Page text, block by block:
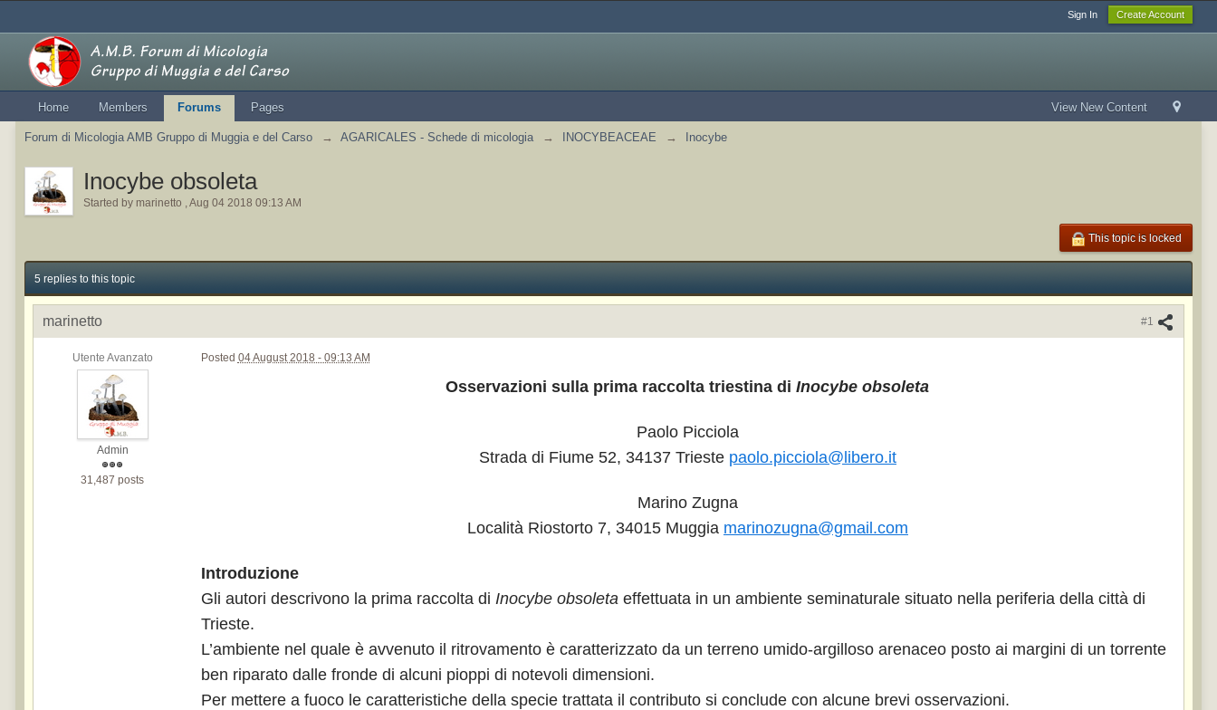
Sign In Create Account
View New Content
Home Members Forums Pages
Forum di Micologia AMB Gruppo di Muggia e del Carso → AGARICALES - Schede di micologia → INOCYBEACEAE → Inocybe
Inocybe obsoleta
Started by marinetto ,Aug 04 2018 09:13 AM
This topic is locked
5 replies to this topic
#1
marinetto
Utente Avanzato
Admin
31,487 posts
Posted 04 August 2018 - 09:13 AM
Osservazioni sulla prima raccolta triestina diInocybe obsoleta
Paolo Picciola
Strada di Fiume 52, 34137 Trieste paolo.picciola@libero.it
Marino Zugna
Località Riostorto 7, 34015 Muggia marinozugna@gmail.com
Introduzione
Gli autori descrivono la prima raccolta di Inocybe obsoletaeffettuata in un ambiente seminaturale situato nella periferia della città di
Trieste.
L’ambiente nel quale è avvenuto il ritrovamento è caratterizzato da un terreno umido-argilloso arenaceo posto ai margini di un torrente
ben riparato dalle fronde di alcuni pioppi di notevoli dimensioni.
Per mettere a fuoco le caratteristiche della specie trattata il contributo si conclude con alcune brevi osservazioni.